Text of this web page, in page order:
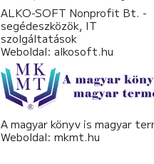
ALKO-SOFT Nonprofit Bt. -
segédeszközök, IT
szolgáltatások
Weboldal: alkosoft.hu
A magyar könyv is magyar
Weboldal: mkmt.hu